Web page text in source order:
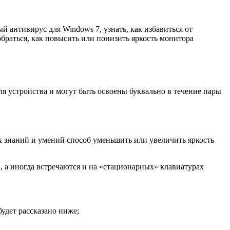
для Windows 7, узнать, как избавиться от
как повысить или понизить яркость монитора
и могут быть освоены буквально в течение пары
и умений способ уменьшить или увеличить яркость
иногда встречаются и на «стационарных» клавиатурах
рассказано ниже;